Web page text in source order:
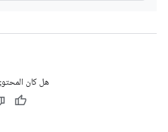
هل كان